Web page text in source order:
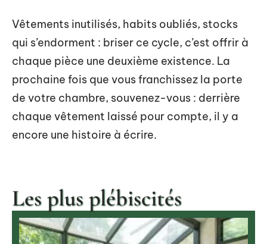
Vêtements inutilisés, habits oubliés, stocks
qui s’endorment : briser ce cycle, c’est offrir à
chaque pièce une deuxième existence. La
prochaine fois que vous franchissez la porte
de votre chambre, souvenez-vous : derrière
chaque vêtement laissé pour compte, il y a
encore une histoire à écrire.
Les plus plébiscités